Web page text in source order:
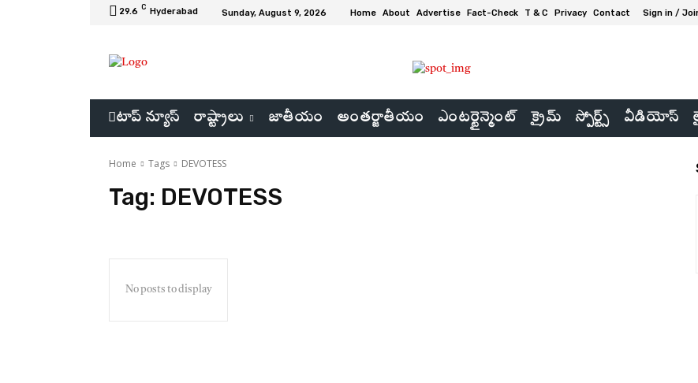
29.6 C Hyderabad Sunday, August 9, 2026 Home About Advertise Fact-Check T & C Privacy Contact Sign in /
టాప్ న్యూస్ రాష్ట్రాలు జాతీయం అంతర్జాతీయం ఎంటర్టైన్మెంట్ క్రైమ్ స్పోర్ట్స్ వీడియోస్
Home Tags DEVOTESS
Tag: DEVOTESS
No posts to display